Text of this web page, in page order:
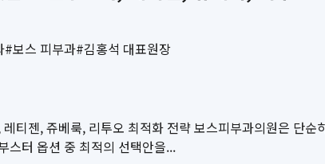
#보스 피부과#김홍석 대표원장
티젠, 쥬베룩, 리투오 최적화 전략 보스피부과의원은 단
스터 옵션 중 최적의 선택안을...